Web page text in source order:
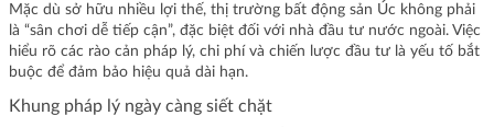
Mặc dù sở hữu nhiều lợi thế, thị trường bất động sản Úc không phải
là “sân chơi dễ tiếp cận”, đặc biệt đối với nhà đầu tư nước ngoài. Việc
hiểu rõ các rào cản pháp lý, chi phí và chiến lược đầu tư là yếu tố bắt
buộc để đảm bảo hiệu quả dài hạn.
Khung pháp lý ngày càng siết chặt